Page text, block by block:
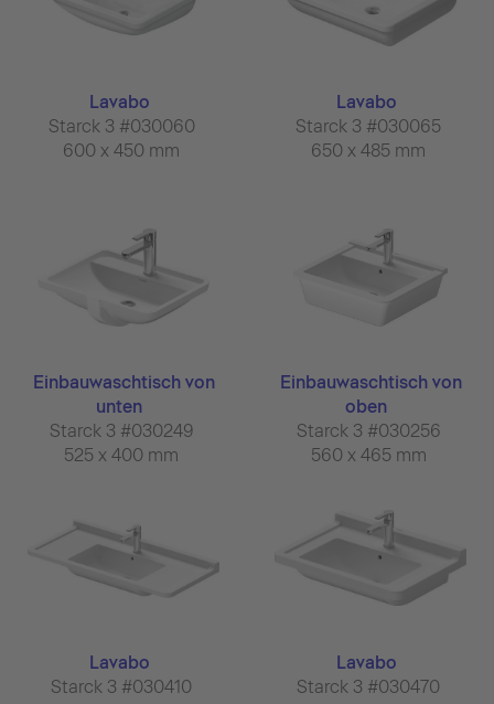
Lavabo
Starck 3 #030060
600 x 450 mm
Lavabo
Starck 3 #030065
650 x 485 mm
Einbauwaschtisch von
unten
Starck 3 #030249
525 x 400 mm
Einbauwaschtisch von
oben
Starck 3 #030256
560 x 465 mm
Lavabo
Starck 3 #030410
Lavabo
Starck 3 #030470